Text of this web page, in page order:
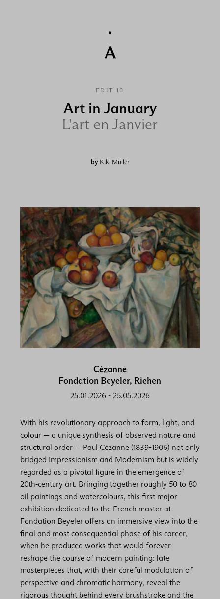
EDIT 10
Art in January
L'art en Janvier
by Kiki Müller
Cézanne
Fondation Beyeler, Riehen
25.01.2026 - 25.05.2026
With his revolutionary approach to form, light, and
colour — a unique synthesis of observed nature and
structural order — Paul Cézanne (1839-1906) not only
bridged Impressionism and Modernism but is widely
regarded as a pivotal figure in the emergence of
20th‑century art. Bringing together roughly 50 to 80
oil paintings and watercolours, this first major
exhibition dedicated to the French master at
Fondation Beyeler offers an immersive view into the
final and most consequential phase of his career,
when he produced works that would forever
reshape the course of modern painting: late
masterpieces that, with their careful modulation of
perspective and chromatic harmony, reveal the
rigorous thought behind every brushstroke and the